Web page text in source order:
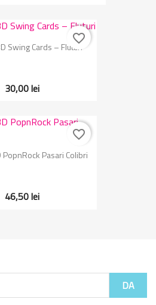
Swing Cards – Fluturi
30,00 lei
favorite_border
PopnRock Pasari Colibri
46,50 lei
favorite_border